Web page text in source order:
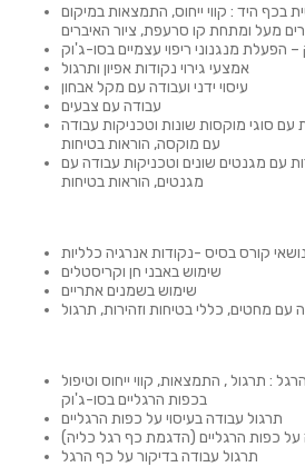
היד : קווי ייחוס, התמצאות במיקום
אמצעי גירוי נקודות אפיון ותרגול
עיסוי ידני ועבודה עם מקל אבחון
עבודה עם צבעים
סוגי מוקסות שונות וטכניקות עבודה
עם מוקסה, הוראות בטיחות
עם מגנטים שונים וטכניקות עבודה עם
מגנטים, הוראות בטיחות
קורס בסיס -נקודות אנרגיה כלליות
שימוש באבני חן וקריסטלים
שימוש בשמנים אתריים
עם מחטים, כללי בטיחות וזהירות, תרגול
: תרגול , התמצאות, קווי ייחוס וטיפול
בכפות הרגליים בסו-ג'וק
תרגול עבודה בעיסוי על כפות הרגליים
כפות הרגליים (הדגמת כף רגל כליה)
תרגול עבודה בדיקור על כף הרגל